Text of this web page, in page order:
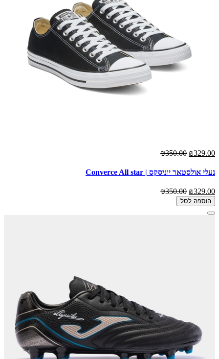
₪329.00
₪350.00
נעלי אולסטאר יוניסקס | Converce All star
₪329.00
₪350.00
הוספה לסל